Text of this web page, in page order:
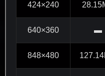
424×240
640×360 ▬
848×480